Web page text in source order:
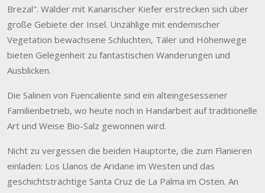
Brezal". Wälder mit Kanarischer Kiefer erstrecken sich über
große Gebiete der Insel. Unzählige mit endemischer
Vegetation bewachsene Schluchten, Täler und Höhenwege
bieten Gelegenheit zu fantastischen Wanderungen und
Ausblicken.
Die Salinen von Fuencaliente sind ein alteingesessener
Familienbetrieb, wo heute noch in Handarbeit auf traditionelle
Art und Weise Bio-Salz gewonnen wird.
Nicht zu vergessen die beiden Hauptorte, die zum Flanieren
einladen: Los Llanos de Aridane im Westen und das
geschichtsträchtige Santa Cruz de La Palma im Osten. An